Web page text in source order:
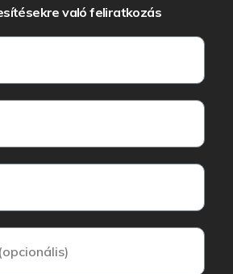
való feliratkozás